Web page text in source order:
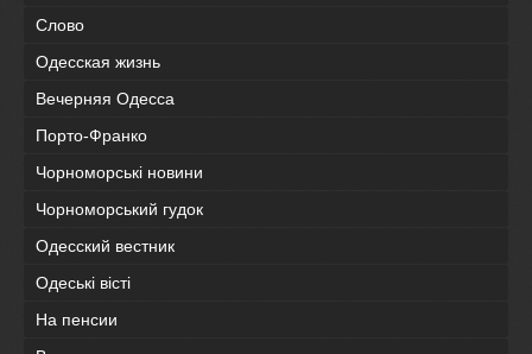
Слово
Одесская жизнь
Вечерняя Одесса
Порто-Франко
Чорноморські новини
Чорноморський гудок
Одесский вестник
Одеськi вiстi
На пенсии